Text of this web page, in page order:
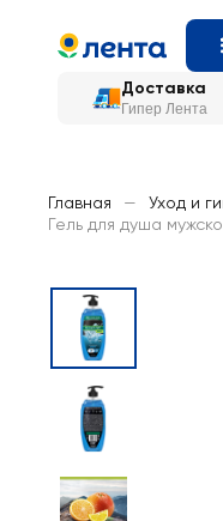
Доставка
Гипер Лента
Главная — Уход и
Гель для душа